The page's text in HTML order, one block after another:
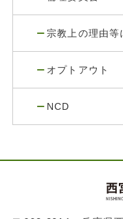
宗教上の理由等
オプトアウト
NCD